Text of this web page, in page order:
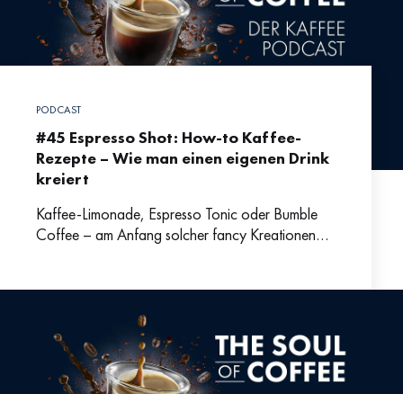
PODCAST
#45 Espresso Shot: How-to Kaffee-
Rezepte – Wie man einen eigenen Drink
kreiert
Kaffee-Limonade, Espresso Tonic oder Bumble
Coffee – am Anfang solcher fancy Kreationen